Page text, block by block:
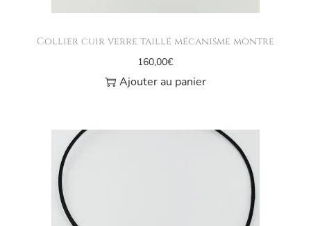
Collier cuir verre taillé mécanisme montre
160,00€
Ajouter au panier